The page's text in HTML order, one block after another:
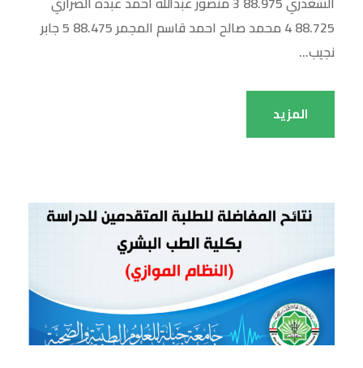
88.725 4 محمد صالح احمد قاسم المجمر 88.475 5 جابر
نجيب...
المزيد